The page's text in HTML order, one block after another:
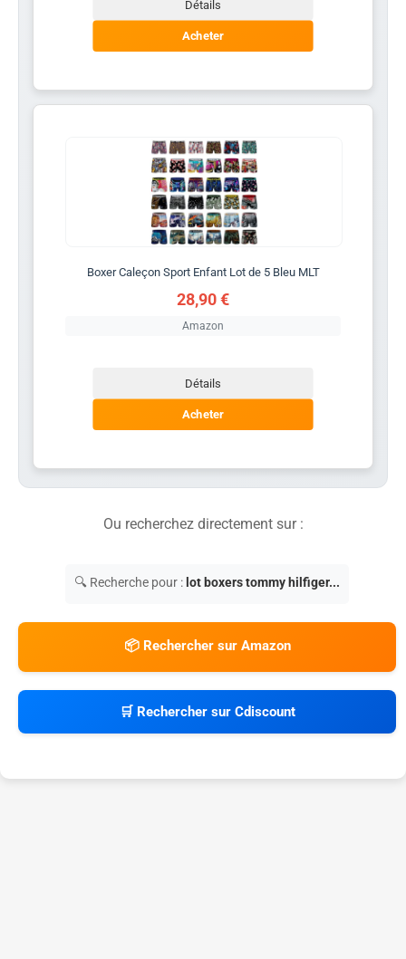
Détails
Acheter
Boxer Caleçon Sport Enfant Lot de 5 Bleu MLT
28,90 €
Amazon
Détails
Acheter
Ou recherchez directement sur :
🔍 Recherche pour : lot boxers tommy hilfiger...
📦 Rechercher sur Amazon
🛒 Rechercher sur Cdiscount